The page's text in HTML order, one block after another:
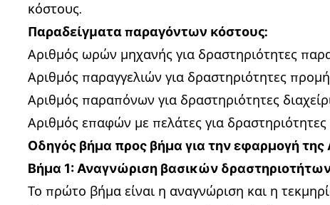
κόστους.
Παραδείγματα παραγόντων κόστους:
Αριθμός ωρών μηχανής για δραστηριότητες
Αριθμός παραγγελιών για δραστηριότητες
Αριθμός παραπόνων για δραστηριότητες
Αριθμός επαφών με πελάτες για
Οδηγός βήμα προς βήμα για την εφαρμογή της
Βήμα 1: Αναγνώριση βασικών
Το πρώτο βήμα είναι η αναγνώριση και η